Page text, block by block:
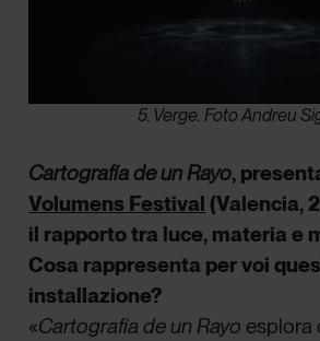
5. Verge. Foto Andreu
Cartografía de un Rayo,
Volumens Festival (Valencia,
il rapporto tra luce, materia e
Cosa rappresenta per voi
installazione?
«Cartografía de un Rayo esplora